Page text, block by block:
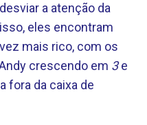
a atenção da
eles encontram
mais rico, com os
crescendo em 3e
fora da caixa de